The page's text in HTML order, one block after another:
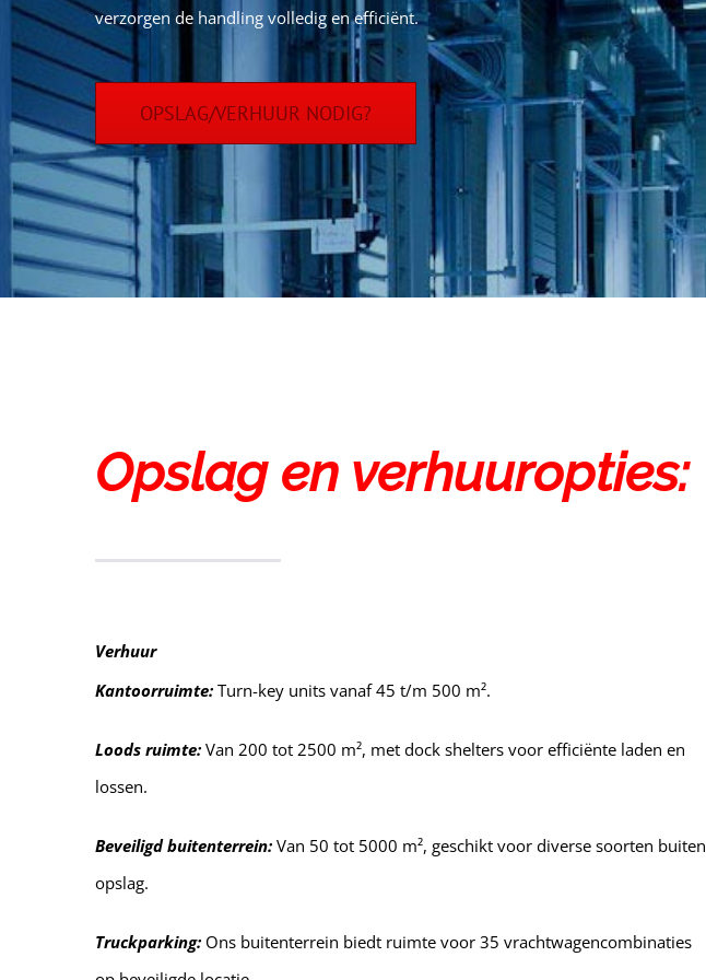
verzorgen de handling volledig en efficiënt.
OPSLAG/VERHUUR NODIG?
Opslag en verhuuropties:
Verhuur
Kantoorruimte: Turn-key units vanaf 45 t/m 500 m².
Loods ruimte: Van 200 tot 2500 m², met dock shelters voor efficiënte laden en
lossen.
Beveiligd buitenterrein: Van 50 tot 5000 m², geschikt voor diverse soorten buiten
opslag.
Truckparking: Ons buitenterrein biedt ruimte voor 35 vrachtwagencombinaties